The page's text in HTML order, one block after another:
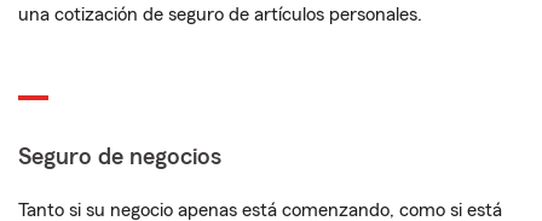
una cotización de seguro de artículos personales.
Seguro de negocios
Tanto si su negocio apenas está comenzando, como si está